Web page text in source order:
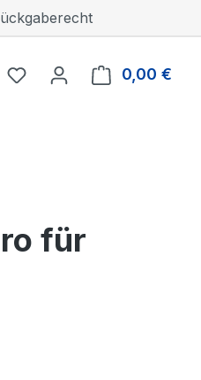
0,00 €
für